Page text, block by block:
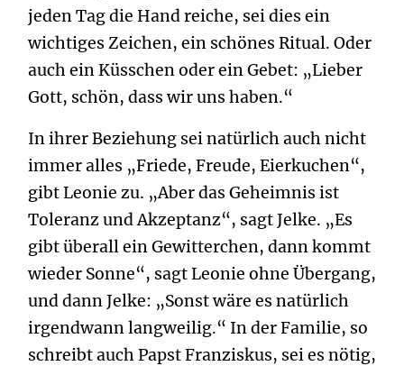
jeden Tag die Hand reiche, sei dies ein
wichtiges Zeichen, ein schönes Ritual. Oder
auch ein Küsschen oder ein Gebet: „Lieber
Gott, schön, dass wir uns haben.“
In ihrer Beziehung sei natürlich auch nicht
immer alles „Friede, Freude, Eierkuchen“,
gibt Leonie zu. „Aber das Geheimnis ist
Toleranz und Akzeptanz“, sagt Jelke. „Es
gibt überall ein Gewitterchen, dann kommt
wieder Sonne“, sagt Leonie ohne Übergang,
und dann Jelke: „Sonst wäre es natürlich
irgendwann langweilig.“ In der Familie, so
schreibt auch Papst Franziskus, sei es nötig,